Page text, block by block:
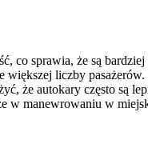
co sprawia, że są
liczby
że autokary często są
w manewrowaniu w